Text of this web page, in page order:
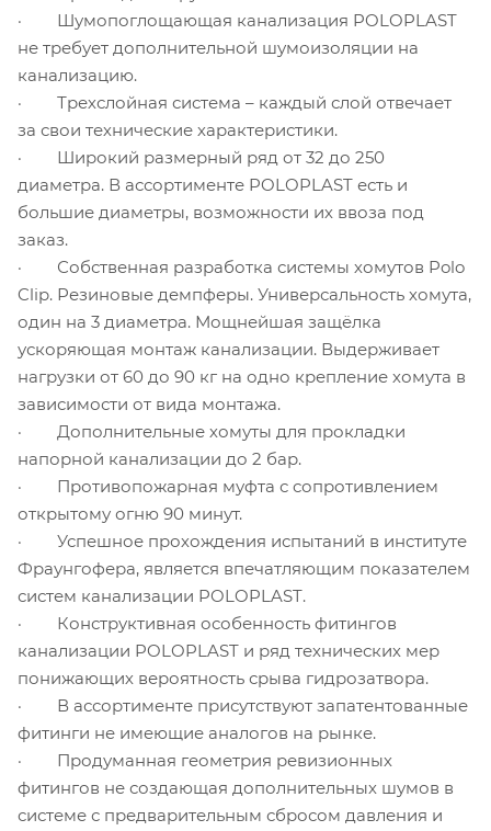
· Шумопоглощающая канализация POLOPLAST
не требует дополнительной шумоизоляции на
канализацию.
· Трехслойная система – каждый слой отвечает
за свои технические характеристики.
· Широкий размерный ряд от 32 до 250
диаметра. В ассортименте POLOPLAST есть и
большие диаметры, возможности их ввоза под
заказ.
· Собственная разработка системы хомутов Polo
Clip. Резиновые демпферы. Универсальность хомута,
один на 3 диаметра. Мощнейшая защёлка
ускоряющая монтаж канализации. Выдерживает
нагрузки от 60 до 90 кг на одно крепление хомута в
зависимости от вида монтажа.
· Дополнительные хомуты для прокладки
напорной канализации до 2 бар.
· Противопожарная муфта с сопротивлением
открытому огню 90 минут.
· Успешное прохождения испытаний в институте
Фраунгофера, является впечатляющим показателем
систем канализации POLOPLAST.
· Конструктивная особенность фитингов
канализации POLOPLAST и ряд технических мер
понижающих вероятность срыва гидрозатвора.
· В ассортименте присутствуют запатентованные
фитинги не имеющие аналогов на рынке.
· Продуманная геометрия ревизионных
фитингов не создающая дополнительных шумов в
системе с предварительным сбросом давления и